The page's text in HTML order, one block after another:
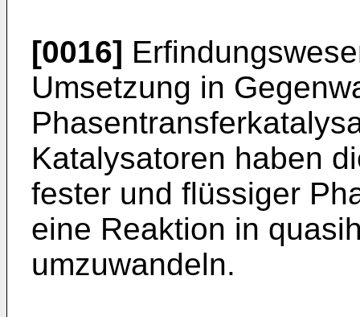
[0016]
Umsetzung in
Katalysatoren haben
fester und flüssiger
eine Reaktion in
umzuwandeln.